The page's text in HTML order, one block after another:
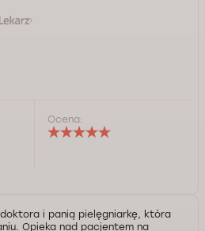
Ocena:
i panią pielęgniarkę, która
Opieka nad pacjentem na